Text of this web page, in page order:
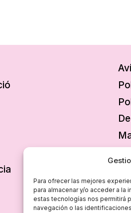
Para ofrecer las mejores
para almacenar y/o acceder a
estas tecnologías nos permitirá
navegación o las